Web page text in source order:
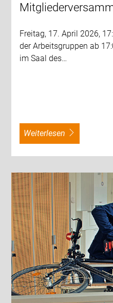
Freitag, 17. April 2026,
der Arbeitsgruppen ab
im Saal des…
weiterlesen